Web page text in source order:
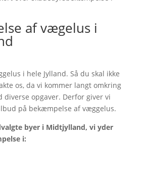
af vægelus i
i hele Jylland. Så du skal ikke
os, da vi kommer langt omkring
diverse opgaver. Derfor giver vi
på bekæmpelse af væggelus.
byer i Midtjylland, vi yder
i: